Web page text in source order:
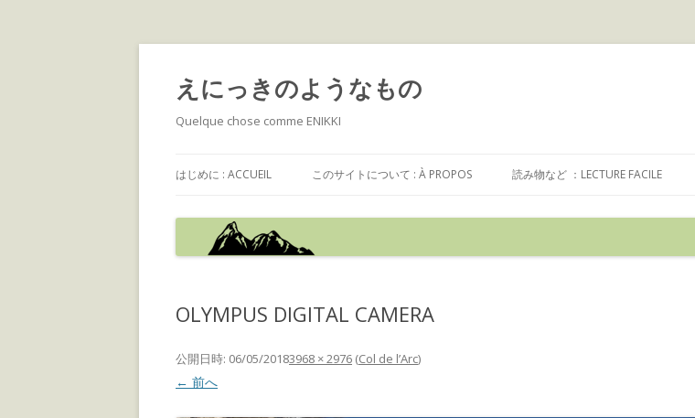
えにっきのようなもの
Quelque chose comme ENIKKI
ン
へ
ッ
はじめに : ACCUEIL このサイトについて : À PROPOS 読み物など ：LECTURE FACILE
OLYMPUS DIGITAL CAMERA
公開日時: 06/05/20183968 × 2976 (Col de l’Arc)
← 前へ